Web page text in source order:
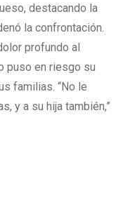
destacando la
la confrontación.
profundo al
puso en riesgo su
familias. “No le
y a su hija también,”